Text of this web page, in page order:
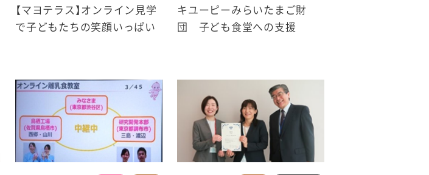
【マヨテラス】オンライン見学
で子どもたちの笑顔いっぱい
キユーピーみらいたまご財
団 子ども食堂への支援